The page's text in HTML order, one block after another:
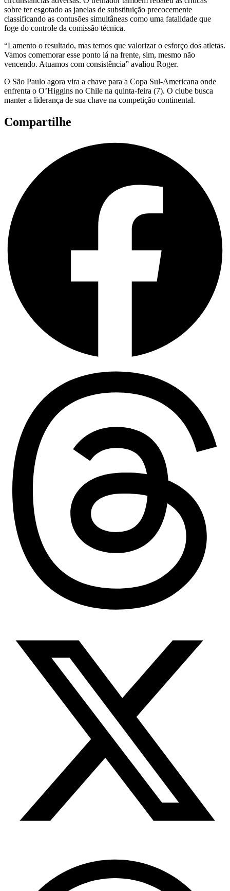
sobre ter esgotado as janelas de substituição precocemente
classificando as contusões simultâneas como uma fatalidade que
foge do controle da comissão técnica.
“Lamento o resultado, mas temos que valorizar o esforço dos atletas.
Vamos comemorar esse ponto lá na frente, sim, mesmo não
vencendo. Atuamos com consistência” avaliou Roger.
O São Paulo agora vira a chave para a Copa Sul-Americana onde
enfrenta o O’Higgins no Chile na quinta-feira (7). O clube busca
manter a liderança de sua chave na competição continental.
Compartilhe